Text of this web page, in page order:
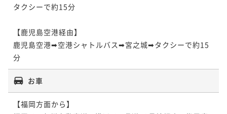
タクシーで約15分
【鹿児島空港経由】
鹿児島空港➡空港シャトルバス➡宮之城➡タクシーで約15
分
お車
【福岡方面から】